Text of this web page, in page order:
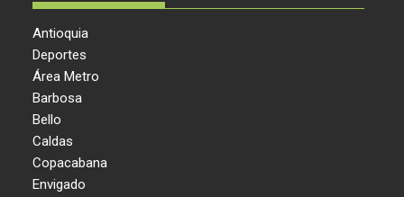
Antioquia
Deportes
Área Metro
Barbosa
Bello
Caldas
Copacabana
Envigado